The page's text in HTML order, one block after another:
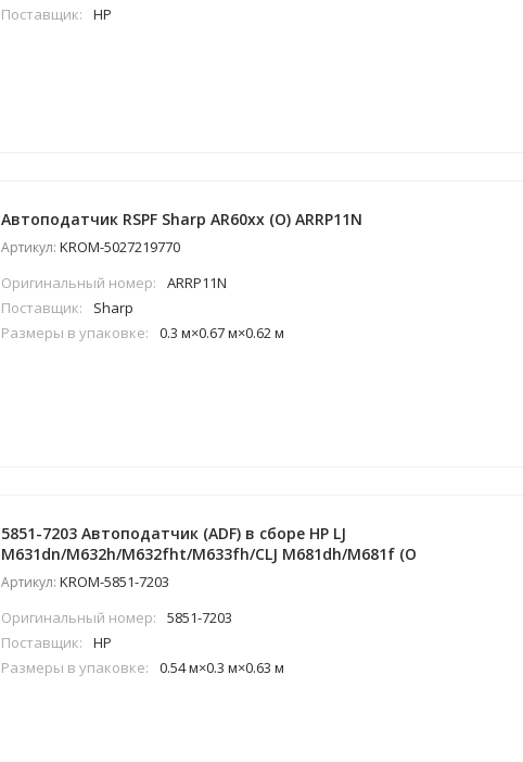
Поставщик:
HP
Автоподатчик RSPF Sharp AR60xx (O) ARRP11N
Артикул: KROM-5027219770
Оригинальный номер:
ARRP11N
Поставщик:
Sharp
Размеры в упаковке:
0.3 м×0.67 м×0.62 м
5851-7203 Автоподатчик (ADF) в сборе HP LJ
M631dn/M632h/M632fht/M633fh/CLJ M681dh/M681f (O
Артикул: KROM-5851-7203
Оригинальный номер:
5851-7203
Поставщик:
HP
Размеры в упаковке:
0.54 м×0.3 м×0.63 м